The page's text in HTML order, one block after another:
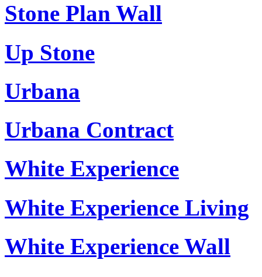
Stone Plan Wall
Up Stone
Urbana
Urbana Contract
White Experience
White Experience Living
White Experience Wall